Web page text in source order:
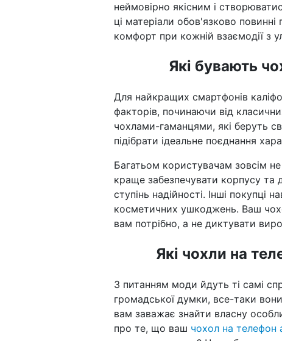
неймовірно якісним і
ці матеріали обов'язково
комфорт при кожній взаємодії з
Які бувають
Для найкращих смартфонів
факторів, починаючи від
чохлами-гаманцями, які беруть
підібрати ідеальне поєднання
Багатьом користувачам зовсім
краще забезпечувати корпусу
ступінь надійності. Інші
косметичних ушкоджень. Ваш
вам потрібно, а не диктувати
Які чохли на
З питанням моди йдуть ті самі
громадської думки, все-таки
вам заважає знайти власну
про те, що ваш чохол на телефон